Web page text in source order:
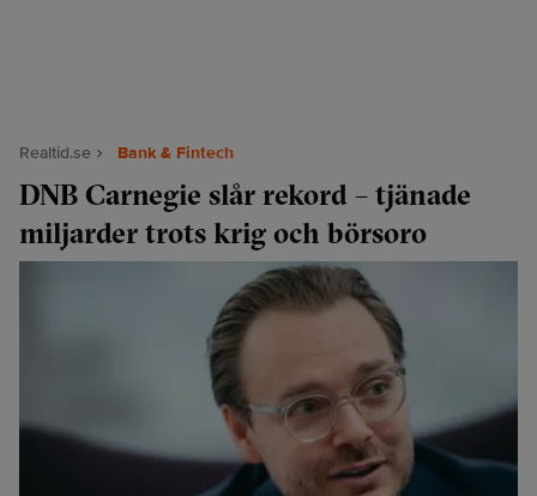
Realtid.se Bank & Fintech
DNB Carnegie slår rekord – tjänade
miljarder trots krig och börsoro